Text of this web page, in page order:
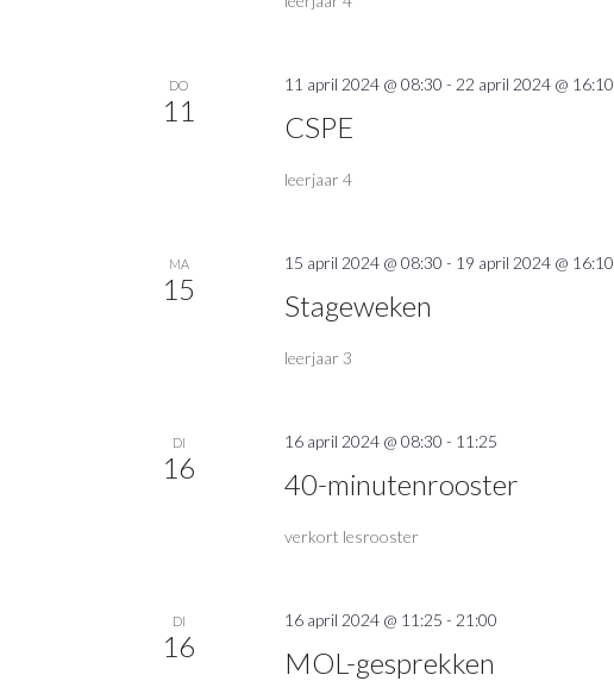
DO
11
11 april 2024 @ 08:30 - 22 april 2024 @ 16:10
CSPE
leerjaar 4
MA
15
15 april 2024 @ 08:30 - 19 april 2024 @ 16:10
Stageweken
leerjaar 3
DI
16
16 april 2024 @ 08:30 - 11:25
40-minutenrooster
verkort lesrooster
DI
16
16 april 2024 @ 11:25 - 21:00
MOL-gesprekken